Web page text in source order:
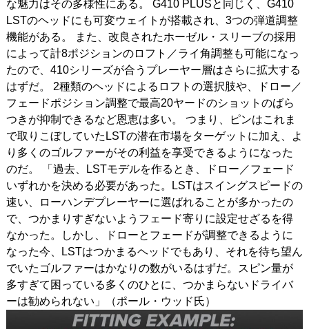
な魅力はその多様性にある。 G410 PLUSと同じく、G410
LSTのヘッドにも可変ウェイトが搭載され、3つの弾道調整
機能がある。 また、改良されたホーゼル・スリーブの採用
によって計8ポジションのロフト／ライ角調整も可能になっ
たので、410シリーズが合うプレーヤー層はさらに拡大する
はずだ。 2種類のヘッドによるロフトの選択肢や、ドロー／
フェードポジション調整で最高20ヤードのショットのばら
つきが抑制できるなど恩恵は多い。 つまり、ピンはこれま
で取りこぼしていたLSTの潜在市場をターゲットに加え、よ
り多くのゴルファーがその利益を享受できるようになった
のだ。 「過去、LSTモデルを作るとき、ドロー／フェード
いずれかを決める必要があった。LSTはスイングスピードの
速い、ローハンデプレーヤーに選ばれることが多かったの
で、つかまりすぎないようフェード寄りに設定せざるを得
なかった。しかし、ドローとフェードが調整できるように
なった今、LSTはつかまるヘッドでもあり、それを待ち望ん
でいたゴルファーはかなりの数がいるはずだ。スピン量が
多すぎて困っている多くのひとに、つかまらないドライバ
ーは勧められない」（ポール・ウッド氏）